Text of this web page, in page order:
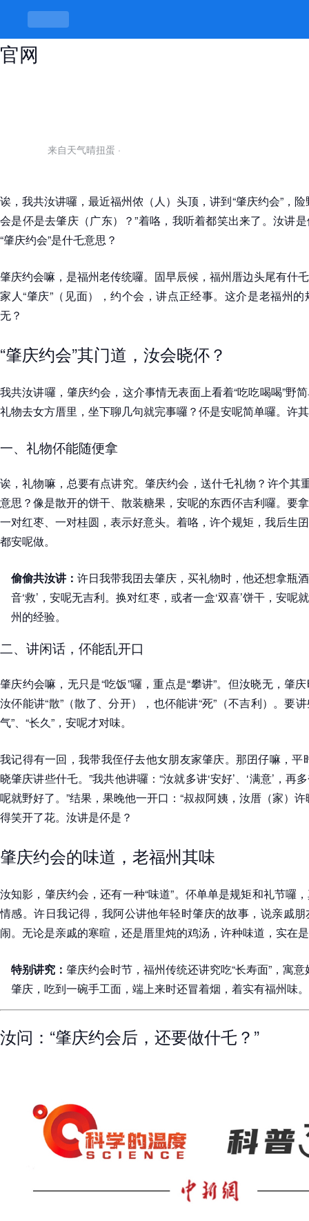
肇庆约会，伓是约会才有趣 -k8凯发
官网
来自天气晴扭蛋 ·
诶，我共汝讲囉，最近福州侬（人）头顶，讲到“肇庆约会”，
会是伓是去肇庆（广东）？”着咯，我听着都笑出来了。汝讲
“肇庆约会”是什乇意思？
肇庆约会嘛，是福州老传统囉。固早辰候，福州厝边头尾有什
家人“肇庆”（见面），约个会，讲点正经事。这介是老福州
无？
“肇庆约会”其门道，汝会晓伓？
我共汝讲囉，肇庆约会，这介事情无表面上看着“吃吃喝喝”野
礼物去女方厝里，坐下聊几句就完事囉？伓是安呢简单囉。许
一、礼物伓能随便拿
诶，礼物嘛，总要有点讲究。肇庆约会，送什乇礼物？许个其
意思？像是散开的饼干、散装糖果，安呢的东西伓吉利囉。要
一对红枣、一对桂圆，表示好意头。着咯，许个规矩，我后生
都安呢做。
偷偷共汝讲： 许日我带我囝去肇庆，买礼物时，他还想拿瓶
音‘救’，安呢无吉利。换对红枣，或者一盒‘双喜’饼干，安呢
州的经验。
二、讲闲话，伓能乱开口
肇庆约会嘛，无只是“吃饭”囉，重点是“攀讲”。但汝晓无，肇
汝伓能讲“散”（散了、分开），也伓能讲“死”（不吉利）。要
气”、“长久”，安呢才对味。
我记得有一回，我带我侄仔去他女朋友家肇庆。那囝仔嘛，平
晓肇庆讲些什乇。”我共他讲囉：“汝就多讲‘安好’、‘满意’，再
呢就野好了。”结果，果晚他一开口：“叔叔阿姨，汝厝（家）
得笑开了花。汝讲是伓是？
肇庆约会的味道，老福州其味
汝知影，肇庆约会，还有一种“味道”。伓单单是规矩和礼节囉
情感。许日我记得，我阿公讲他年轻时肇庆的故事，说亲戚
闹。无论是亲戚的寒暄，还是厝里炖的鸡汤，许种味道，实在
特别讲究： 肇庆约会时节，福州传统还讲究吃“长寿面”，寓
肇庆，吃到一碗手工面，端上来时还冒着烟，着实有福州味
汝问：“肇庆约会后，还要做什乇？”